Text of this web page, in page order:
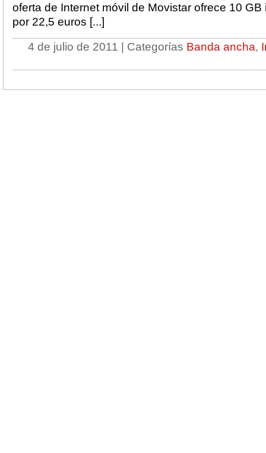
oferta de Internet móvil de Movistar ofrece 10
por 22,5 euros [...]
4 de julio de 2011 | Categorías Banda ancha,